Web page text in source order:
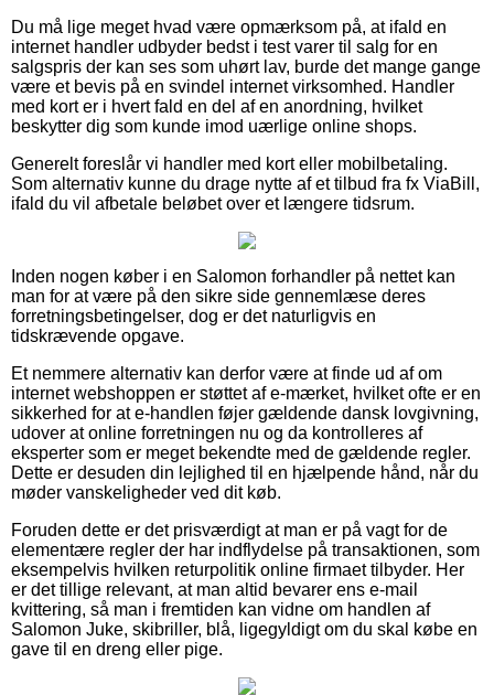
Du må lige meget hvad være opmærksom på, at ifald en
internet handler udbyder bedst i test varer til salg for en
salgspris der kan ses som uhørt lav, burde det mange gange
være et bevis på en svindel internet virksomhed. Handler
med kort er i hvert fald en del af en anordning, hvilket
beskytter dig som kunde imod uærlige online shops.
Generelt foreslår vi handler med kort eller mobilbetaling.
Som alternativ kunne du drage nytte af et tilbud fra fx ViaBill,
ifald du vil afbetale beløbet over et længere tidsrum.
Inden nogen køber i en Salomon forhandler på nettet kan
man for at være på den sikre side gennemlæse deres
forretningsbetingelser, dog er det naturligvis en
tidskrævende opgave.
Et nemmere alternativ kan derfor være at finde ud af om
internet webshoppen er støttet af e-mærket, hvilket ofte er en
sikkerhed for at e-handlen føjer gældende dansk lovgivning,
udover at online forretningen nu og da kontrolleres af
eksperter som er meget bekendte med de gældende regler.
Dette er desuden din lejlighed til en hjælpende hånd, når du
møder vanskeligheder ved dit køb.
Foruden dette er det prisværdigt at man er på vagt for de
elementære regler der har indflydelse på transaktionen, som
eksempelvis hvilken returpolitik online firmaet tilbyder. Her
er det tillige relevant, at man altid bevarer ens e-mail
kvittering, så man i fremtiden kan vidne om handlen af
Salomon Juke, skibriller, blå, ligegyldigt om du skal købe en
gave til en dreng eller pige.